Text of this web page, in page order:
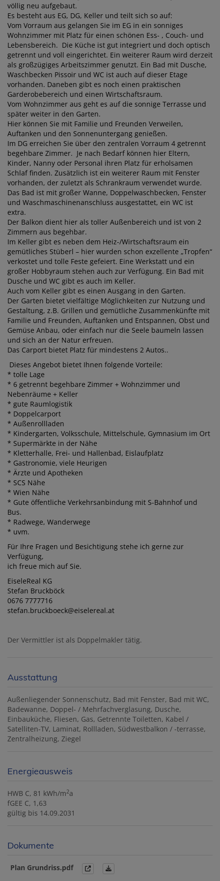
völlig neu aufgebaut.
Es besteht aus EG, DG, Keller und teilt sich so auf:
Vom Vorraum aus gelangen Sie im EG in ein sonniges
Wohnzimmer mit Platz für einen schönen Ess- , Couch- und
Lebensbereich. Die Küche ist gut integriert und doch optisch
getrennt und voll eingerichtet. Ein weiterer Raum wird derzeit
als großzügiges Arbeitszimmer genutzt. Ein Bad mit Dusche,
Waschbecken Pissoir und WC ist auch auf dieser Etage
vorhanden. Daneben gibt es noch einen praktischen
Garderobebereich und einen Wirtschaftsraum.
Vom Wohnzimmer aus geht es auf die sonnige Terrasse und
später weiter in den Garten.
Hier können Sie mit Familie und Freunden Verweilen,
Auftanken und den Sonnenuntergang genießen.
Im DG erreichen Sie über den zentralen Vorraum 4 getrennt
begehbare Zimmer. Je nach Bedarf können hier Eltern,
Kinder, Nanny oder Personal ihren Platz für erholsamen
Schlaf finden. Zusätzlich ist ein weiterer Raum mit Fenster
vorhanden, der zuletzt als Schrankraum verwendet wurde.
Das Bad ist mit großer Wanne, Doppelwaschbecken, Fenster
und Waschmaschinenanschluss ausgestattet, ein WC ist
extra.
Der Balkon dient hier als toller Außenbereich und ist von 2
Zimmern aus begehbar.
Im Keller gibt es neben dem Heiz-/Wirtschaftsraum ein
gemütliches Stüberl – hier wurden schon exzellente „Tropfen“
verkostet und tolle Feste gefeiert. Eine Werkstatt und ein
großer Hobbyraum stehen auch zur Verfügung. Ein Bad mit
Dusche und WC gibt es auch im Keller.
Auch vom Keller gibt es einen Ausgang in den Garten.
Der Garten bietet vielfältige Möglichkeiten zur Nutzung und
Gestaltung, z.B. Grillen und gemütliche Zusammenkünfte mit
Familie und Freunden, Auftanken und Entspannen, Obst und
Gemüse Anbau, oder einfach nur die Seele baumeln lassen
und sich an der Natur erfreuen.
Das Carport bietet Platz für mindestens 2 Autos..
Dieses Angebot bietet Ihnen folgende Vorteile:
* tolle Lage
* 6 getrennt begehbare Zimmer + Wohnzimmer und
Nebenräume + Keller
* gute Raumlogistik
* Doppelcarport
* Außenrollladen
* Kindergarten, Volksschule, Mittelschule, Gymnasium im Ort
* Supermärkte in der Nähe
* Kletterhalle, Frei- und Hallenbad, Eislaufplatz
* Gastronomie, viele Heurigen
* Ärzte und Apotheken
* SCS Nähe
* Wien Nähe
* Gute öffentliche Verkehrsanbindung mit S-Bahnhof und
Bus.
* Radwege, Wanderwege
* uvm.
Für Ihre Fragen und Besichtigung stehe ich gerne zur
Verfügung,
ich freue mich auf Sie.
EiseleReal KG
Stefan Bruckböck
0676 7777716
stefan.bruckboeck@eiselereal.at
Der Vermittler ist als Doppelmakler tätig.
Ausstattung
Außenliegender Sonnenschutz Bad mit Fenster Bad mit WC
Badewanne Doppel- / Mehrfachverglasung Dusche
Einbauküche Fliesen Gas Getrennte Toiletten Kabel /
Satelliten-TV Laminat Rollladen Südwestbalkon / -terrasse
Zentralheizung Ziegel
Energieausweis
HWB C, 81 kWh/m2a
fGEE C, 1,63
gültig bis 14.09.2031
Dokumente
Plan Grundriss.pdf